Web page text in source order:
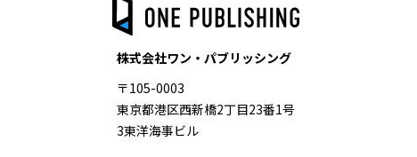
株式会社ワン・パブリッシング
〒105-0003
東京都港区西新橋2丁目23番1号
3東洋海事ビル